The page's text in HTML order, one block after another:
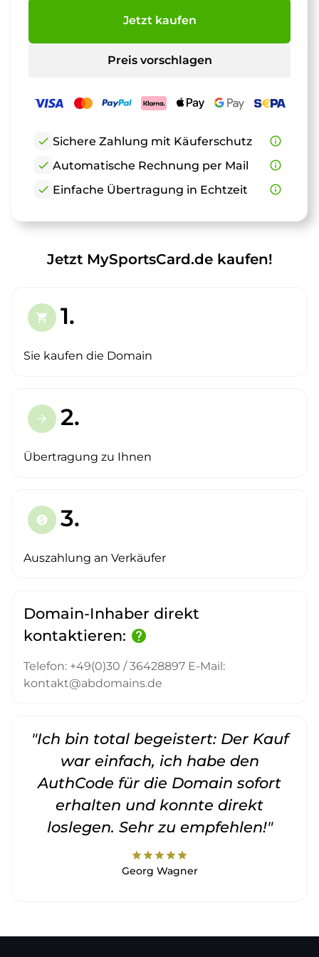
Jetzt kaufen
Preis vorschlagen
check Sichere Zahlung mit Käuferschutz
info_outline
check Automatische Rechnung per Mail
info_outline
check Einfache Übertragung in Echtzeit info_outline
Jetzt MySportsCard.de kaufen!
shopping_cart 1.
Sie kaufen die Domain
arrow_forward 2.
Übertragung zu Ihnen
paid 3.
Auszahlung an Verkäufer
Domain-Inhaber direkt
kontaktieren: help
Telefon: +49(0)30 / 36428897 E-Mail:
kontakt@abdomains.de
"Ich bin total begeistert: Der Kauf
war einfach, ich habe den
AuthCode für die Domain sofort
erhalten und konnte direkt
loslegen. Sehr zu empfehlen!"
starstarstarstarstar
Georg Wagner